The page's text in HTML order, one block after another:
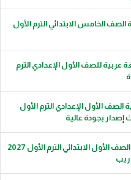
الخامس الابتدائي الترم الأول
للصف الأول الإعدادي الترم
الأول الإعدادي الترم الأول
📥 تحميل كتاب الشاطر رياضيات الصف الأول الابتدائي الترم الأول 2027